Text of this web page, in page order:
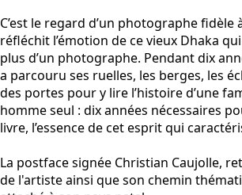
C’est le regard d’un photographe fidèle
réfléchit l’émotion de ce vieux Dhaka
plus d’un photographe. Pendant dix
a parcouru ses ruelles, les berges, les
des portes pour y lire l’histoire d’une
homme seul : dix années nécessaires
livre, l’essence de cet esprit qui
La postface signée Christian Caujolle,
de l'artiste ainsi que son chemin